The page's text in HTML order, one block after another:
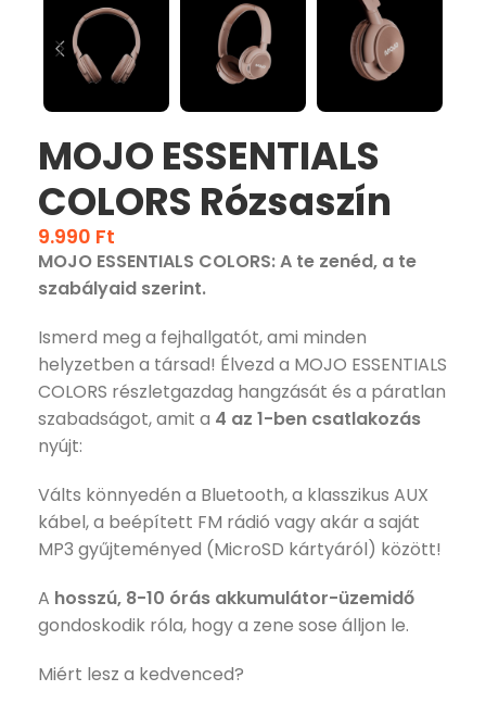
MOJO ESSENTIALS
COLORS Rózsaszín
9.990 Ft
MOJO ESSENTIALS COLORS: A te zenéd, a te
szabályaid szerint.
Ismerd meg a fejhallgatót, ami minden
helyzetben a társad! Élvezd a MOJO ESSENTIALS
COLORS részletgazdag hangzását és a páratlan
szabadságot, amit a 4 az 1-ben csatlakozás
nyújt:
Válts könnyedén a Bluetooth, a klasszikus AUX
kábel, a beépített FM rádió vagy akár a saját
MP3 gyűjteményed (MicroSD kártyáról) között!
A hosszú, 8-10 órás akkumulátor-üzemidő
gondoskodik róla, hogy a zene sose álljon le.
Miért lesz a kedvenced?